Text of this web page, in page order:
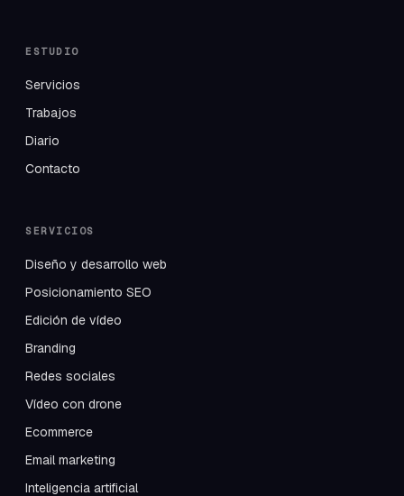
ESTUDIO
Servicios
Trabajos
Diario
Contacto
SERVICIOS
Diseño y desarrollo web
Posicionamiento SEO
Edición de vídeo
Branding
Redes sociales
Vídeo con drone
Ecommerce
Email marketing
Inteligencia artificial